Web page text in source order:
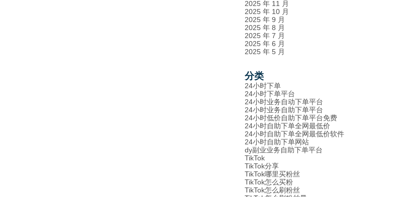
2025 年 11 月
2025 年 10 月
2025 年 9 月
2025 年 8 月
2025 年 7 月
2025 年 6 月
2025 年 5 月
分类
24小时下单
24小时下单平台
24小时业务自动下单平台
24小时业务自助下单平台
24小时低价自助下单平台免费
24小时自助下单全网最低价
24小时自助下单全网最低价软件
24小时自助下单网站
dy副业业务自助下单平台
TikTok
TikTok分享
TikTok哪里买粉丝
TikTok怎么买粉
TikTok怎么刷粉丝